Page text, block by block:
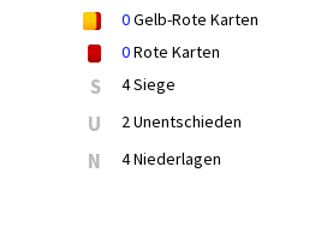
0Gelb-Rote Karten
0Rote Karten
S 4 Siege
U 2 Unentschieden
N 4 Niederlagen